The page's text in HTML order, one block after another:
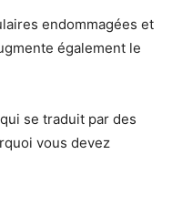
endommagées et
également le
se traduit par des
vous devez